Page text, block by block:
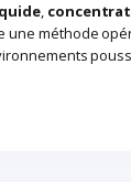
,
une méthode